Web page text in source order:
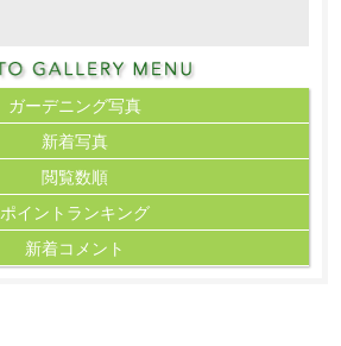
ガーデニング写真
新着写真
閲覧数順
ポイント ランキング
新着コメント